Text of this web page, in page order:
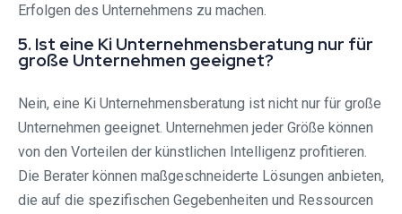
Erfolgen des Unternehmens zu machen.
5. Ist eine Ki Unternehmensberatung nur für
große Unternehmen geeignet?
Nein, eine Ki Unternehmensberatung ist nicht nur für große
Unternehmen geeignet. Unternehmen jeder Größe können
von den Vorteilen der künstlichen Intelligenz profitieren.
Die Berater können maßgeschneiderte Lösungen anbieten,
die auf die spezifischen Gegebenheiten und Ressourcen